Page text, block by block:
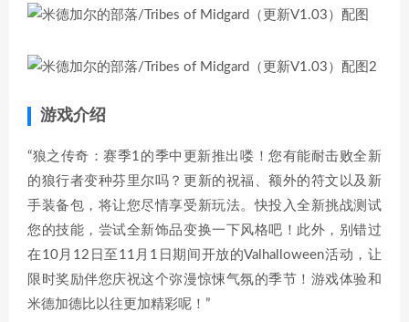
游戏介绍
“狼之传奇：赛季1的季中更新推出喽！您有能耐击败全新
的狼行者变种芬里尔吗？更新的祝福、额外的符文以及新
手装备包，将让您尽情享受新玩法。快投入全新挑战测试
您的技能，尝试全新饰品变换一下风格吧！此外，别错过
在10月12日至11月1日期间开放的Valhalloween活动，让
限时奖励伴您庆祝这个弥漫惊悚气氛的季节！游戏体验和
米德加德比以往更加精彩呢！”